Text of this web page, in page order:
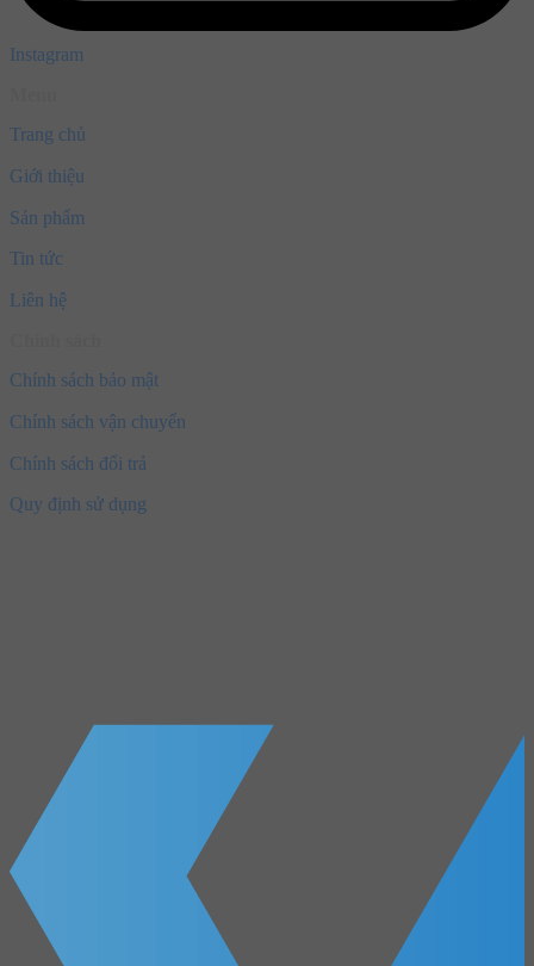
Instagram
Trang chủ
Giới thiệu
Sản phẩm
Tin tức
Liên hệ
Chính sách bảo mật
Chính sách vận chuyển
Chính sách đổi trả
Quy định sử dụng